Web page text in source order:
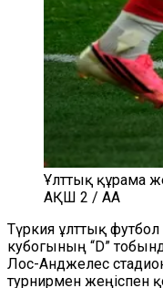
Ұлттық құрама
АҚШ 2 / AA
Түркия ұлттық
кубогының “D”
Лос-Анджелес
турнирмен жеңіспен